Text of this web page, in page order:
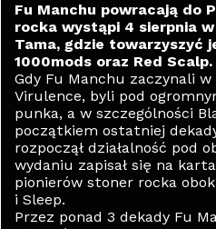
Fu Manchu powracają do
rocka wystąpi 4 sierpnia
Tama, gdzie towarzyszyć
1000mods oraz Red Scalp.
Gdy Fu Manchu zaczynali
Virulence, byli pod
punka, a w szczególności
początkiem ostatniej
rozpoczął działalność pod
wydaniu zapisał się na
pionierów stoner rocka
i Sleep.
Przez ponad 3 dekady Fu